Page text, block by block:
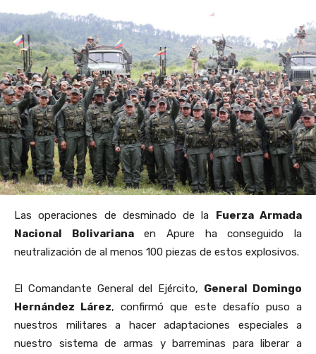
Las operaciones de desminado de la Fuerza Armada
Nacional Bolivarianaen Apure ha conseguido la
neutralización de al menos 100 piezas de estos explosivos.
El Comandante General del Ejército, General Domingo
Hernández Lárez, confirmó que este desafío puso a
nuestros militares a hacer adaptaciones especiales a
nuestro sistema de armas y barreminas para liberar a